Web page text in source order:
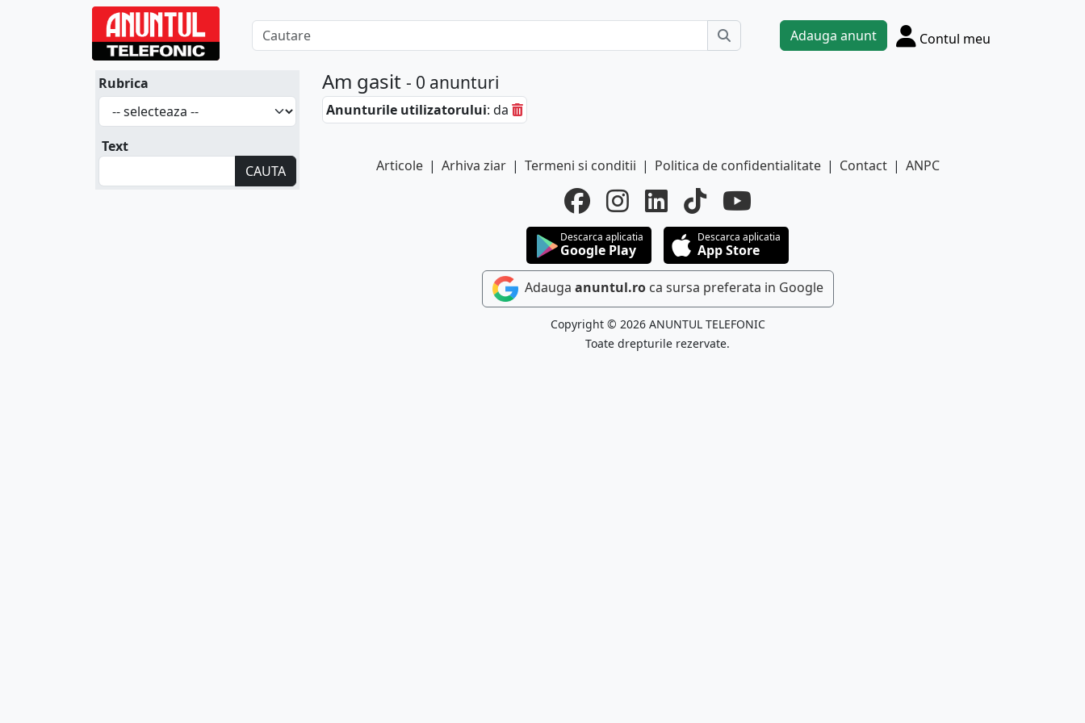
Adauga anunt Contul meu
Rubrica
Text
CAUTA
Am gasit - 0 anunturi
Anunturile utilizatorului: da
Articole | Arhiva ziar | Termeni si conditii | Politica de confidentialitate | Contact | ANPC
Descarca aplicatia
Google Play
Descarca aplicatia
App Store
Adauga anuntul.roca sursa preferata in Google
Copyright © 2026 ANUNTUL TELEFONIC
Toate drepturile rezervate.